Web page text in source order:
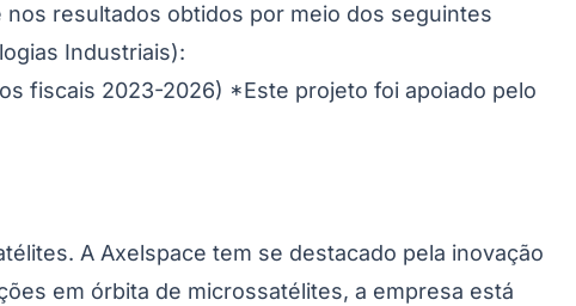
resultados obtidos por meio dos seguintes
Industriais):
fiscais 2023-2026) *Este projeto foi apoiado pelo
A Axelspace tem se destacado pela inovação
em órbita de microssatélites, a empresa está